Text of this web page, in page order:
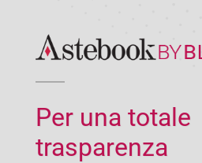
Per una totale
trasparenza